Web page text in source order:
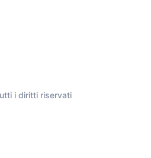
i diritti riservati